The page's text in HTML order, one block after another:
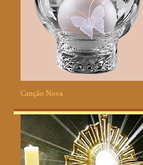
Canção Nova